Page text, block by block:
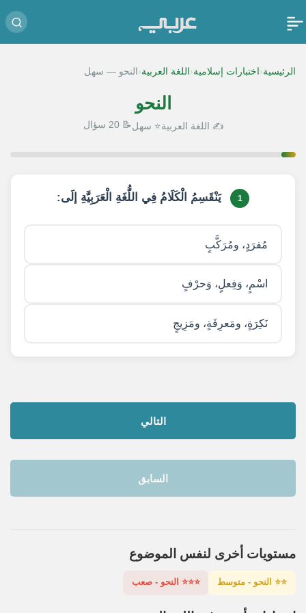
الرئيسية‹ اختبارات إسلامية‹ اللغة العربية‹ النحو — سهل
النحو
✍️ اللغة العربية⭐ سهل 📝 20 سؤال
1 يَنْقَسِمُ الْكَلَامُ فِي اللُّغَةِ الْعَرَبِيَّةِ إلَى:
مُفرَدٍ، ومُرَكَّبٍ
اسْمٍ، وَفِعلٍ، وَحرْفٍ
نَكِرَةٍ، ومَعرِفَةٍ، ومَزِيجٍ
السابق
التالي
مستويات أخرى لنفس الموضوع
⭐⭐ النحو - متوسط ⭐⭐⭐ النحو - صعب